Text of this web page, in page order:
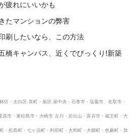
疲れにいいかも
たマンションの弊害
刷したいなら、この方法
橋キャンパス、近くでびっくり!新築
区・太白区 長町・泉区 泉中央・石巻市・塩竈市、名取市・
市・東松島市・大崎市 古川・岩出山・富谷市・蔵王町・大
・松島町・七ヶ浜町・利府町・大和町・大郷町・色麻町・加